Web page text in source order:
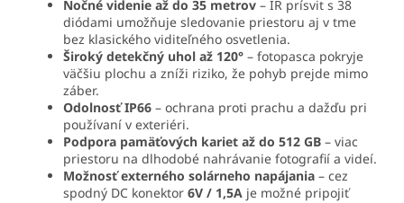
Nočné videnie až do 35 metrov – IR prísvit s 38
diódami umožňuje sledovanie priestoru aj v tme
bez klasického viditeľného osvetlenia.
Široký detekčný uhol až 120° – fotopasca pokryje
väčšiu plochu a zníži riziko, že pohyb prejde mimo
záber.
Odolnosť IP66 – ochrana proti prachu a dažďu pri
používaní v exteriéri.
Podpora pamäťových kariet až do 512 GB – viac
priestoru na dlhodobé nahrávanie fotografií a videí.
Možnosť externého solárneho napájania – cez
spodný DC konektor 6V / 1,5A je možné pripojiť